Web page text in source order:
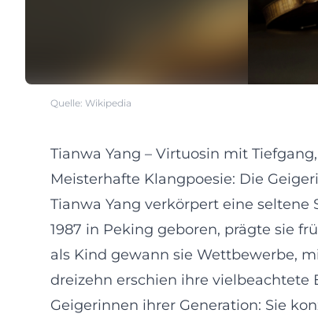
Quelle: Wikipedia
Tianwa Yang – Virtuosin mit
Meisterhafte Klangpoesie: Die
Tianwa Yang verkörpert eine
1987 in Peking geboren, prägte sie
als Kind gewann sie Wettbewerbe,
dreizehn erschien ihre vielbeachtete
Geigerinnen ihrer Generation: Sie